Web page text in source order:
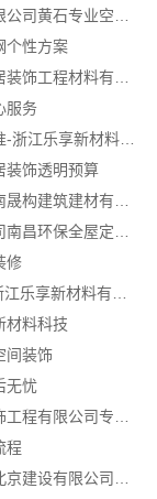
个性方案
服务
省内周边居家改造免费量房收费标准-浙江乐享新材料有限公司
装饰透明预算
修
材料科技
间装饰
无忧
程